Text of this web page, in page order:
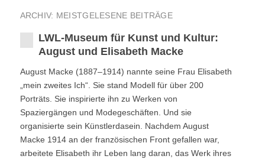
ARCHIV: MEISTGELESENE BEITRÄGE
LWL-Museum für Kunst und Kultur:
August und Elisabeth Macke
August Macke (1887–1914) nannte seine Frau Elisabeth
„mein zweites Ich“. Sie stand Modell für über 200
Porträts. Sie inspirierte ihn zu Werken von
Spaziergängen und Modegeschäften. Und sie
organisierte sein Künstlerdasein. Nachdem August
Macke 1914 an der französischen Front gefallen war,
arbeitete Elisabeth ihr Leben lang daran, das Werk ihres